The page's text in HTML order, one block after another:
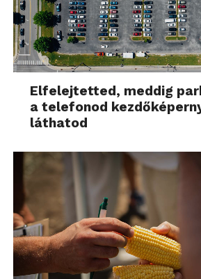
Elfelejtetted, meddig
a telefonod
láthatod